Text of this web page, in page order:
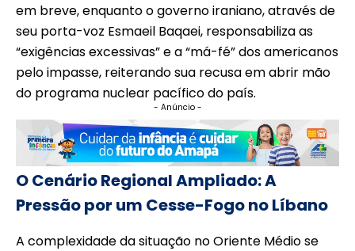
em breve, enquanto o governo iraniano, através de
seu porta-voz Esmaeil Baqaei, responsabiliza as
“exigências excessivas” e a “má-fé” dos americanos
pelo impasse, reiterando sua recusa em abrir mão
do programa nuclear pacífico do país.
- Anúncio -
O Cenário Regional Ampliado: A
Pressão por um Cesse-Fogo no Líbano
A complexidade da situação no Oriente Médio se